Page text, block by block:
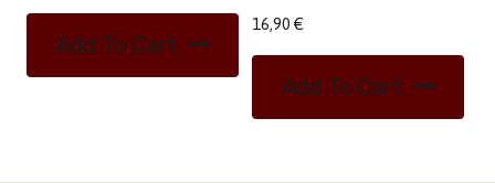
Add To Cart
16,90 €
Add To Cart